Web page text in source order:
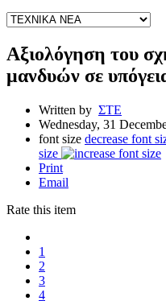
Αξιολόγηση του
μανδυών σε
Written by ΣΤΕ
Wednesday, 31
font size decrease font
size
Print
Email
Rate this item
1
2
3
4